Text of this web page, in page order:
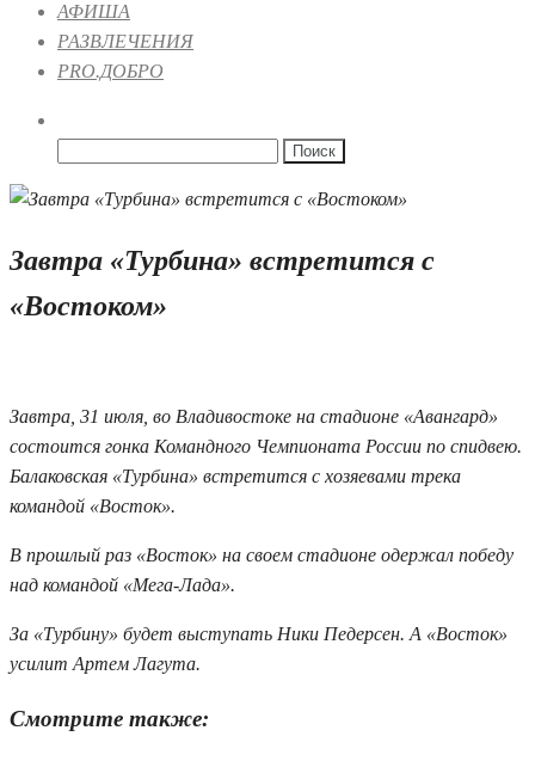
АФИША
РАЗВЛЕЧЕНИЯ
PRO.ДОБРО
Завтра «Турбина» встретится с
«Востоком»
Завтра, 31 июля, во Владивостоке на стадионе «Авангард»
состоится гонка Командного Чемпионата России по спидвею.
Балаковская «Турбина» встретится с хозяевами трека
командой «Восток».
В прошлый раз «Восток» на своем стадионе одержал победу
над командой «Мега-Лада».
За «Турбину» будет выступать Ники Педерсен. А «Восток»
усилит Артем Лагута.
Смотрите также: